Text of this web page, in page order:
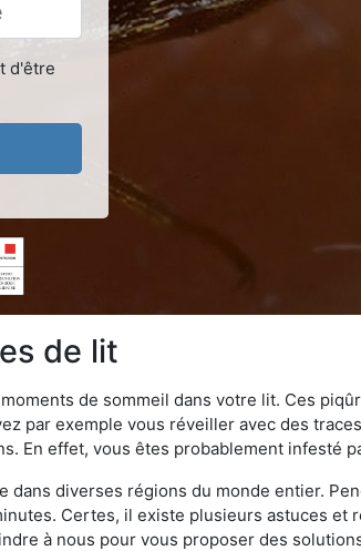
d'être
de lit
de sommeil dans votre lit. Ces
par exemple vous réveiller avec des
En effet, vous êtes probablement infesté
dans diverses régions du monde entier.
Certes, il existe plusieurs astuces et
à nous pour vous proposer des